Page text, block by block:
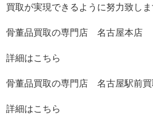
買取が実現できるように努力致しま
骨董品買取の専門店 名古屋本店
詳細はこちら
骨董品買取の専門店 名古屋駅前買
詳細はこちら